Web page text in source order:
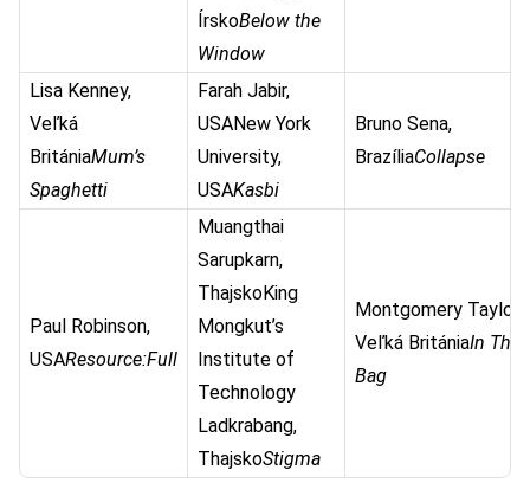
ÍrskoBelow the
Window
Lisa Kenney,
Veľká
BritániaMum’s
Spaghetti
Farah Jabir,
USANew York
University,
USAKasbi
Bruno Sena,
BrazíliaCollapse
Paul Robinson,
USAResource:Full
Muangthai
Sarupkarn,
ThajskoKing
Mongkut’s
Institute of
Technology
Ladkrabang,
ThajskoStigma
Montgomery Taylor,
Veľká BritániaIn The
Bag